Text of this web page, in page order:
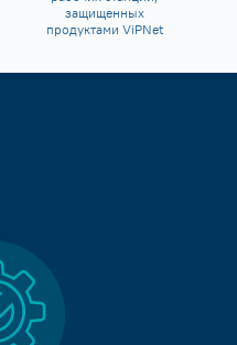
защищенных
продуктами ViPNet